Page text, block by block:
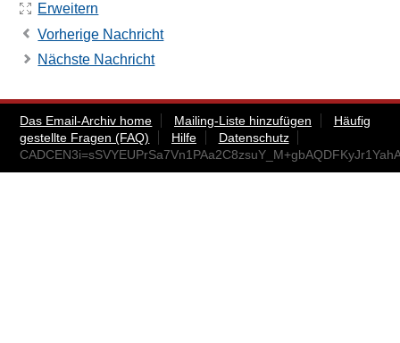
Erweitern
Vorherige Nachricht
Nächste Nachricht
Das Email-Archiv home Mailing-Liste hinzufügen
Häufig
gestellte Fragen (FAQ)
Hilfe
Datenschutz